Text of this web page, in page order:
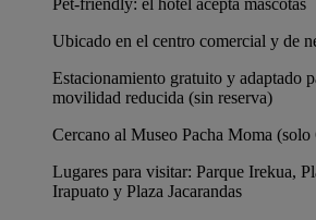
Ubicado en el centro comercial y de
Estacionamiento gratuito y adaptado
movilidad reducida (sin reserva)
Cercano al Museo Pacha Moma
Lugares para visitar: Parque Irekua,
Irapuato y Plaza Jacarandas